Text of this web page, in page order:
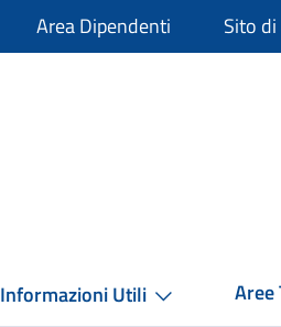
Area Dipendenti Sito
Informazioni Utili Aree